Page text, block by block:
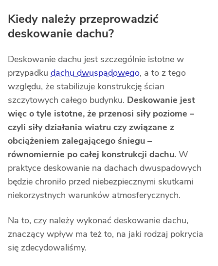
Kiedy należy przeprowadzić
deskowanie dachu?
Deskowanie dachu jest szczególnie istotne w
przypadku dachu dwuspadowego, a to z tego
względu, że stabilizuje konstrukcję ścian
szczytowych całego budynku. Deskowanie jest
więc o tyle istotne, że przenosi siły poziome –
czyli siły działania wiatru czy związane z
obciążeniem zalegającego śniegu ­–
równomiernie po całej konstrukcji dachu. W
praktyce deskowanie na dachach dwuspadowych
będzie chroniło przed niebezpiecznymi skutkami
niekorzystnych warunków atmosferycznych.
Na to, czy należy wykonać deskowanie dachu,
znaczący wpływ ma też to, na jaki rodzaj pokrycia
się zdecydowaliśmy.